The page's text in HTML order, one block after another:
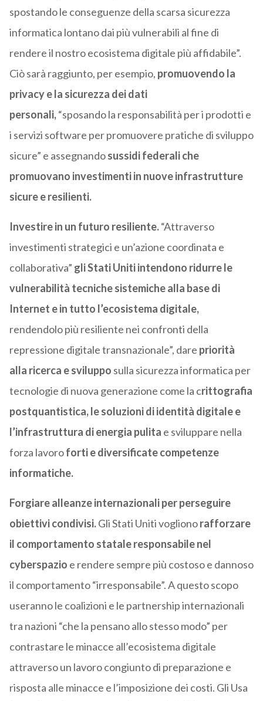
spostando le conseguenze della scarsa sicurezza
informatica lontano dai più vulnerabili al fine di
rendere il nostro ecosistema digitale più affidabile”.
Ciò sarà raggiunto, per esempio, promuovendo la
privacy e la sicurezza dei dati
personali,“sposando la responsabilità per i prodotti e
i servizi software per promuovere pratiche di sviluppo
sicure” e assegnandosussidi federali che
promuovano investimenti in nuove infrastrutture
sicure e resilienti.
Investire in un futuro resiliente.“Attraverso
investimenti strategici e un’azione coordinata e
collaborativa” gli Stati Uniti intendono ridurre le
vulnerabilità tecniche sistemiche alla base di
Internet e in tutto l’ecosistema digitale,
rendendolo più resiliente nei confronti della
repressione digitale transnazionale”, dare priorità
alla ricerca e sviluppo sulla sicurezza informatica per
tecnologie di nuova generazione come la crittografia
postquantistica, le soluzioni di identità digitale e
l’infrastruttura di energia pulita e sviluppare nella
forza lavoroforti e diversificate competenze
informatiche.
Forgiare alleanze internazionali per perseguire
obiettivi condivisi.Gli Stati Uniti voglionorafforzare
il comportamento statale responsabile nel
cyberspazio e rendere sempre più costoso e dannoso
il comportamento “irresponsabile”. A questo scopo
useranno le coalizioni e le partnership internazionali
tra nazioni “che la pensano allo stesso modo” per
contrastare le minacce all’ecosistema digitale
attraverso un lavoro congiunto di preparazione e
risposta alle minacce e l’imposizione dei costi. Gli Usa